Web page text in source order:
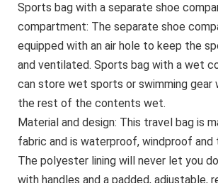
Sports bag with a separate shoe
compartment: The separate shoe
equipped with an air hole to keep the
and ventilated. Sports bag with a wet
can store wet sports or swimming
the rest of the contents wet.
Material and design: This travel bag is
fabric and is waterproof, windproof and
The polyester lining will never let you
with handles and a padded, adjustable,